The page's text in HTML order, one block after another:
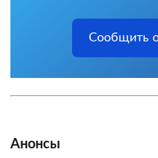
Сообщить
Анонсы